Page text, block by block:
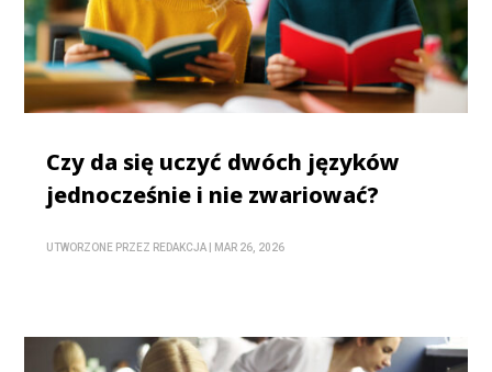
Czy da się uczyć dwóch języków
jednocześnie i nie zwariować?
UTWORZONE PRZEZ REDAKCJA MAR 26, 2026